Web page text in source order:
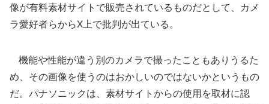
像が有料素材サイトで販売されているものだとして、カメ
ラ愛好者らからX上で批判が出ている。
機能や性能が違う別のカメラで撮ったこともありうるた
め、その画像を使うのはおかしいのではないかというもの
だ。パナソニックは、素材サイトからの使用を取材に認